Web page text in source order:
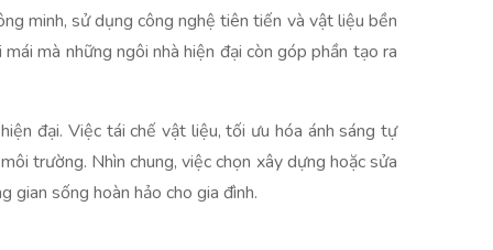
minh, sử dụng công nghệ tiên tiến và vật liệu bền
mà những ngôi nhà hiện đại còn góp phần tạo ra
đại. Việc tái chế vật liệu, tối ưu hóa ánh sáng tự
trường. Nhìn chung, việc chọn xây dựng hoặc sửa
gian sống hoàn hảo cho gia đình.